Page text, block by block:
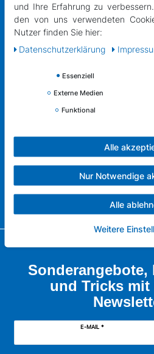
Service &
0421 - 83516130
oder schreiben Sie uns:
zum Kontaktformular
und Tricks mit
E-MAIL *
und Ihre Erfahrung zu
den von uns verwendeten
Nutzer finden Sie hier:
Daten­schutz­erklärung
Essenziell
Externe Medien
Funktional
Alle
Nur Notwendige
Alle
Weitere